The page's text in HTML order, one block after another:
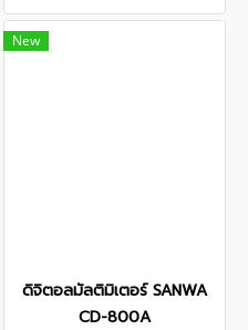
New
ดิจิตอลมัลติมิเตอร์ SANWA
CD-800A